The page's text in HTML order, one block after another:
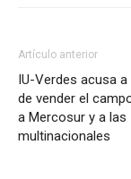
Artículo anterior
IU-Verdes acusa a
de vender el
a Mercosur y a las
multinacionales